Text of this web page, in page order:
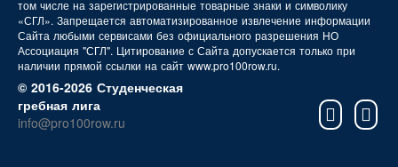
том числе на зарегистрированные товарные знаки и символику
«СГЛ». Запрещается автоматизированное извлечение информации
Сайта любыми сервисами без официального разрешения НО
Ассоциация "СГЛ". Цитирование с Сайта допускается только при
наличии прямой ссылки на сайт www.pro100row.ru.
© 2016-2026 Студенческая
гребная лига
info@pro100row.ru